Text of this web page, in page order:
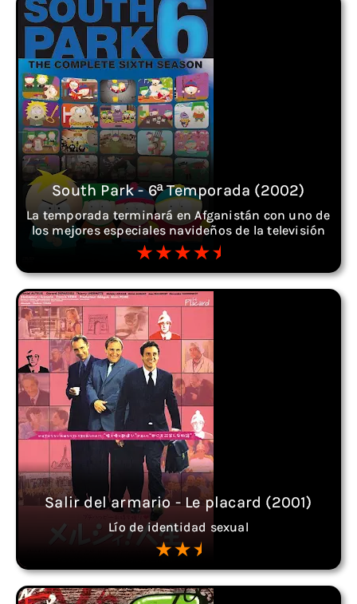
South Park - 6ª Temporada (2002)
La temporada terminará en Afganistán con uno de
los mejores especiales navideños de la televisión
Salir del armario - Le placard (2001)
Lío de identidad sexual